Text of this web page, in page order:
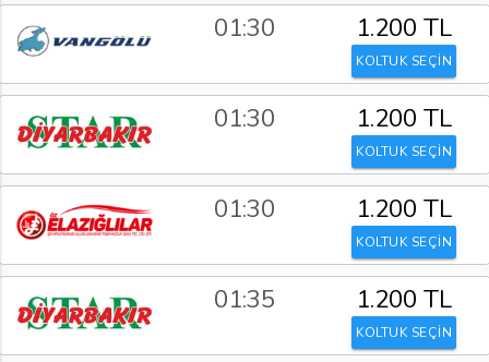
01:30 1.200 TL
KOLTUK SEÇİN
01:30 1.200 TL
KOLTUK SEÇİN
01:30 1.200 TL
KOLTUK SEÇİN
01:35 1.200 TL
KOLTUK SEÇİN